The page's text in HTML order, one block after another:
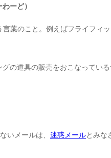
ーど）
葉のこと。例えばフライフィ
の道具の販売をおこなってい
いメールは、 迷惑メールとみな